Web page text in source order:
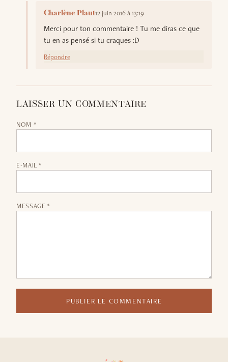
Charlène Plaut12 juin 2016 à 13:19
Merci pour ton commentaire ! Tu me diras ce que
tu en as pensé si tu craques :D
Répondre
LAISSER UN COMMENTAIRE
NOM *
E-MAIL *
MESSAGE *
PUBLIER LE COMMENTAIRE